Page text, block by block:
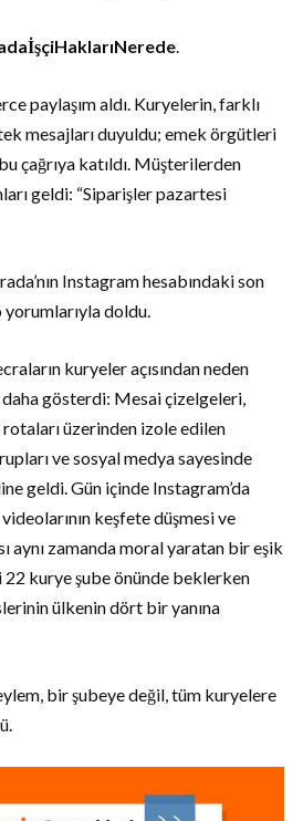
paylaşım aldı. Kuryelerin, farklı
mesajları duyuldu; emek örgütleri
çağrıya katıldı. Müşterilerden
geldi: “Siparişler pazartesi
Instagram hesabındaki son
doldu.
kuryeler açısından neden
gösterdi: Mesai çizelgeleri,
üzerinden izole edilen
ve sosyal medya sayesinde
geldi. Gün içinde Instagram’da
keşfete düşmesi ve
aynı zamanda moral yaratan bir eşik
kurye şube önünde beklerken
ülkenin dört bir yanına
bir şubeye değil, tüm kuryelere